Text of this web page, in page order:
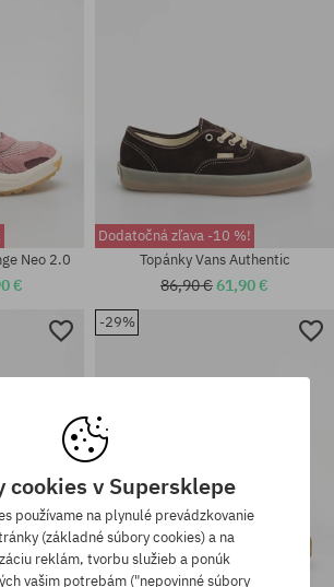
40.5;
Dostupné veľkosti:
42.5; 43; 44; 44.5; 46; 47
Neo 2.0
€
Dodatočná zľava -10 %!
Topánky Vans Authentic
86,90 €61,90 €
-29%
cookies v Supersklepe
používame na plynulé prevádzkovanie
(základné súbory cookies) a na
reklám, tvorbu služieb a ponúk
vašim potrebám ("nepovinné súbory